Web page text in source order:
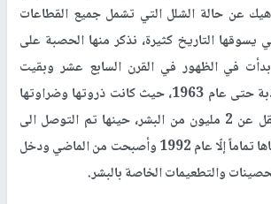
عن حالة الشلل التي تشمل جميع القطاعات
يسوقها التاريخ كثيرة، نذكر منها الحصبة على
في الظهور في القرن السابع عشر وبقيت
موجودة بحالة متذبذبة حتى عام 1963، حيث كانت ذروتها وضراوتها
والتي فتكت بما لا يقل عن 2 مليون من البشر، حينها تم التوصل الى
اللقاح الناجع الذى أنهاها تماماً إلّا عام 1992 وأصبحت من الماضي ودخل
والتطعيمات الخاصة بالبشر.